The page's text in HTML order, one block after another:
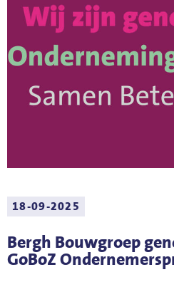
18-09-2025
Bergh Bouwgroep
GoBoZ